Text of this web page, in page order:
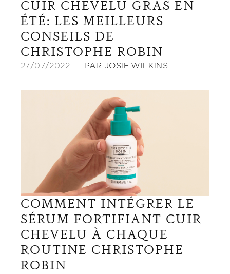
CUIR CHEVELU GRAS EN
ÉTÉ: LES MEILLEURS
CONSEILS DE
CHRISTOPHE ROBIN
27/07/2022 PAR JOSIE WILKINS
COMMENT INTÉGRER LE
SÉRUM FORTIFIANT CUIR
CHEVELU À CHAQUE
ROUTINE CHRISTOPHE
ROBIN